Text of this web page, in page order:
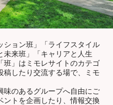
ション班」「ライフスタイル
未来班」「キャリアと人生
班」はミモレサイトのカテゴ
稿したり交流する場で、ミモ
味のあるグループへ自由にご
ントを企画したり、情報交換